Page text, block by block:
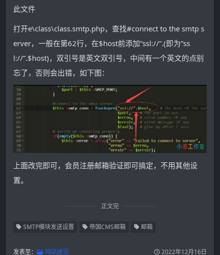
此文件
打开e\class\class.smtp.php，查找#connect to the smtp s
erver，一般在第62行，在$host前添加”ssl://”.(即为”ss
l://”.$host)，双引号是英文双引号，中间有一个英文的点别
忘了，否则会出错，如下图：
上面改完即可，会员注册邮箱验证即可搞定，不用其他设
置。
正文完
SMTP模块发送设置 帝国CMS邮箱 邮箱
发表至： 网站建设 2022年12月16日